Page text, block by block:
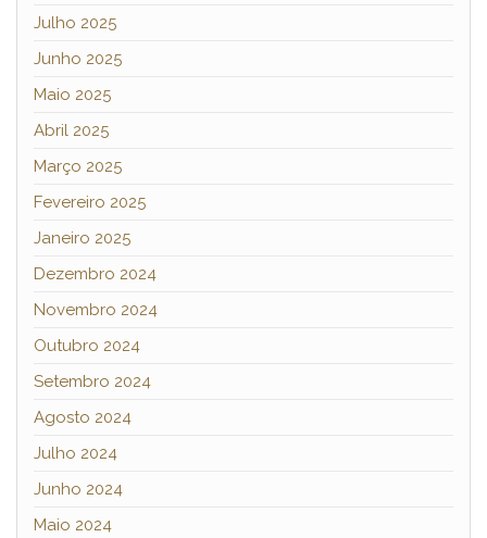
Julho 2025
Junho 2025
Maio 2025
Abril 2025
Março 2025
Fevereiro 2025
Janeiro 2025
Dezembro 2024
Novembro 2024
Outubro 2024
Setembro 2024
Agosto 2024
Julho 2024
Junho 2024
Maio 2024